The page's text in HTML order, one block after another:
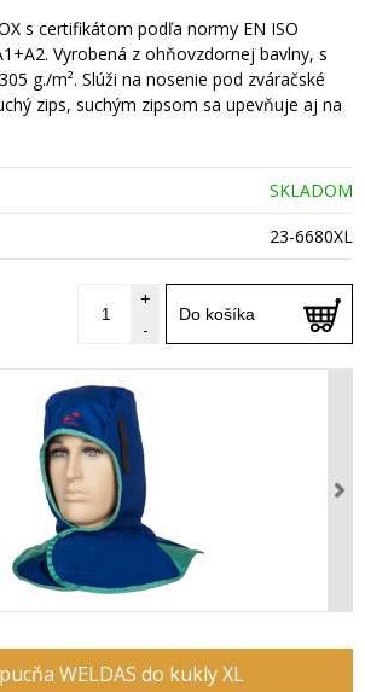
s certifikátom podľa normy EN ISO
Vyrobená z ohňovzdornej bavlny, s
g./m². Slúži na nosenie pod zváračské
zips, suchým zipsom sa upevňuje aj na
SKLADOM
23-6680XL
Do košíka
+
-
WELDAS do kukly XL